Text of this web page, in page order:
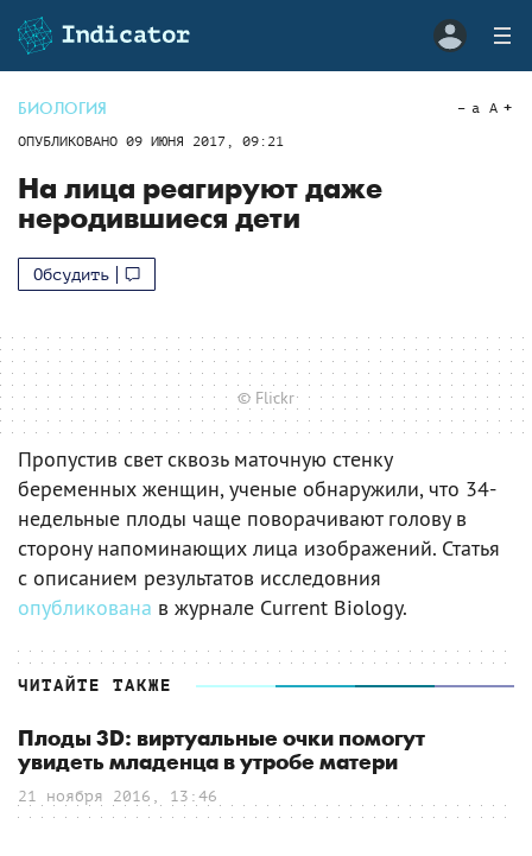
БИОЛОГИЯ
ОПУБЛИКОВАНО 09 ИЮНЯ 2017, 09:21
a A
На лица реагируют даже
неродившиеся дети
Обсудить
© Flickr
Пропустив свет сквозь маточную стенку
беременных женщин, ученые обнаружили, что 34-
недельные плоды чаще поворачивают голову в
сторону напоминающих лица изображений. Статья
с описанием результатов исследовния
опубликована в журнале Current Biology.
ЧИТАЙТЕ ТАКЖЕ
Плоды 3D: виртуальные очки помогут
увидеть младенца в утробе матери
21 ноября 2016, 13:46